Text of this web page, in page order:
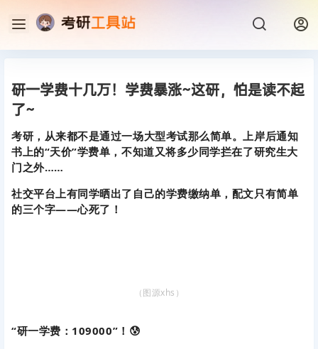
研一学费十几万！学费暴涨~这研，怕是读不起
了~
考研，从来都不是通过一场大型考试那么简单。上岸后通知
书上的“天价”学费单，不知道又将多少同学拦在了研究生大
门之外……
社交平台上有同学晒出了自己的学费缴纳单，配文只有简单
的三个字——心死了！
（图源xhs）
“研一学费：109000”！😰